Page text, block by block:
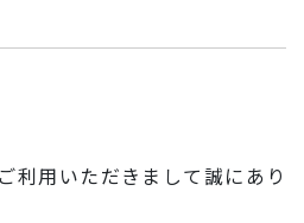
利用いただきまして誠にあり